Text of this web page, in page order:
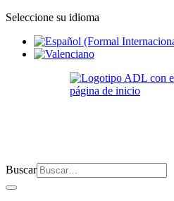
Seleccione su idioma
Buscar